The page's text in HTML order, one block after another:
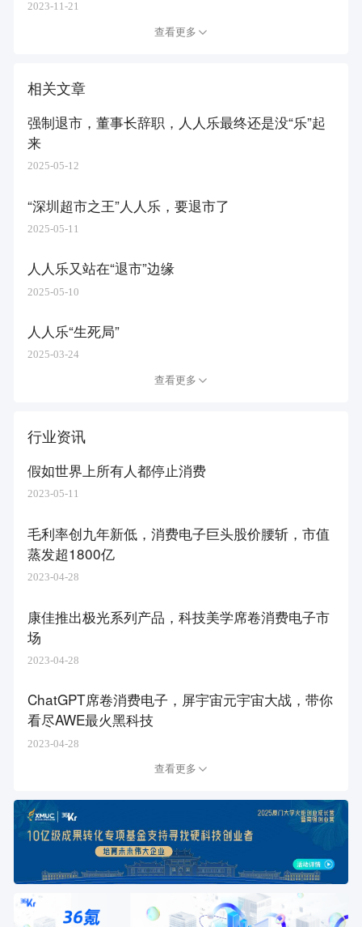
2023-11-21
查看更多
相关文章
强制退市，董事长辞职，人人乐最终还是没“乐”起
来
2025-05-12
“深圳超市之王”人人乐，要退市了
2025-05-11
人人乐又站在“退市”边缘
2025-05-10
人人乐“生死局”
2025-03-24
查看更多
行业资讯
假如世界上所有人都停止消费
2023-05-11
毛利率创九年新低，消费电子巨头股价腰斩，市值
蒸发超1800亿
2023-04-28
康佳推出极光系列产品，科技美学席卷消费电子市
场
2023-04-28
ChatGPT席卷消费电子，屏宇宙元宇宙大战，带你
看尽AWE最火黑科技
2023-04-28
查看更多